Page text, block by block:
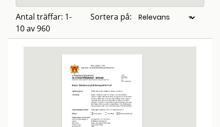
Antal träffar: 1-
10 av 960
Sortera på: